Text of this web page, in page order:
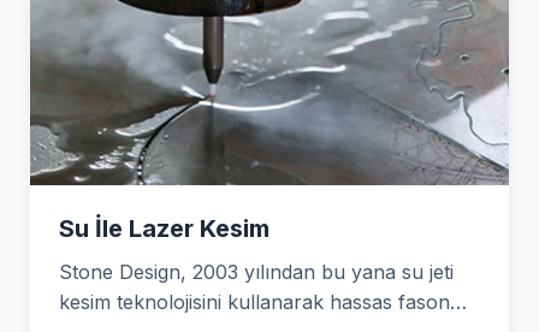
Su İle Lazer Kesim
Stone Design, 2003 yılından bu yana su jeti
kesim teknolojisini kullanarak hassas fason